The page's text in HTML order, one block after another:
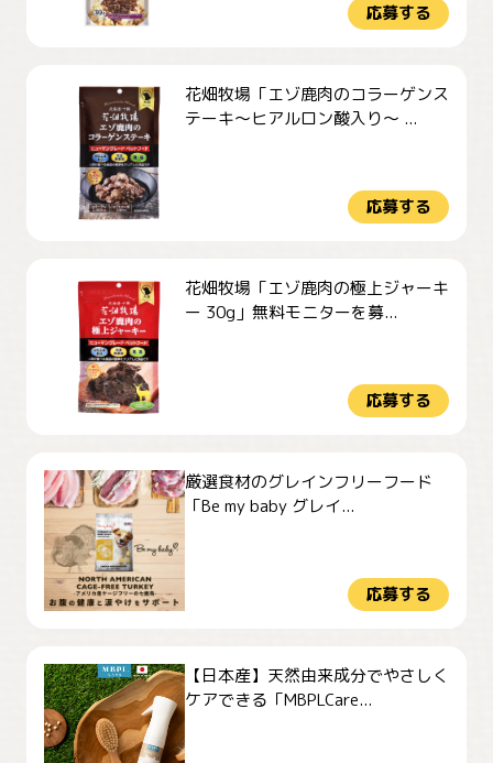
応募する
花畑牧場「エゾ鹿肉のコラーゲンス
テーキ～ヒアルロン酸入り～ ...
応募する
花畑牧場「エゾ鹿肉の極上ジャーキ
ー 30g」無料モニターを募...
応募する
厳選食材のグレインフリーフード
「Be my baby グレイ...
応募する
【日本産】天然由来成分でやさしく
ケアできる「MBPLCare...